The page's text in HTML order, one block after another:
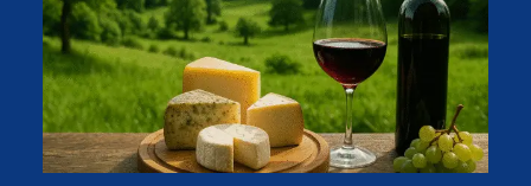
מפגש עם אוהבי גבינות נוספים.
בואו להתנסות איתנו
גבינה לבנה היא רק התחלה במסע מרתק בעולם